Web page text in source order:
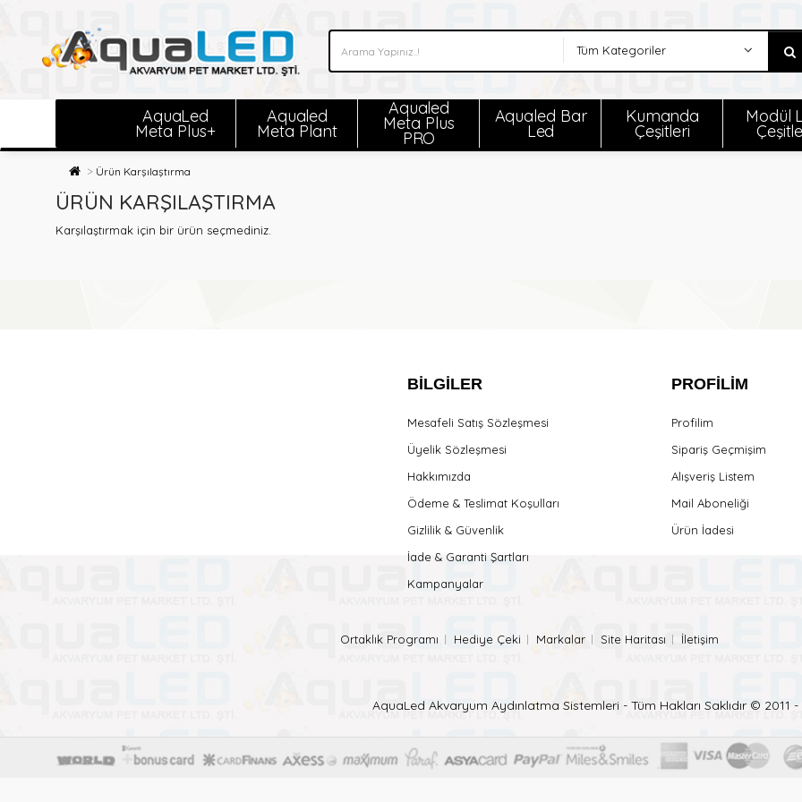
AquaLed
Meta Plus+
Aqualed
Meta Plant
Aqualed
Meta Plus
PRO
Aqualed Bar
Led
Kumanda
Çeşitleri
Modül
Ürün Karşılaştırma
ÜRÜN KARŞILAŞTIRMA
Karşılaştırmak için bir ürün seçmediniz.
BILGILER
Mesafeli Satış Sözleşmesi
Üyelik Sözleşmesi
Hakkımızda
Ödeme & Teslimat Koşulları
Gizlilik & Güvenlik
İade & Garanti Şartları
Kampanyalar
PROFILIM
Profilim
Sipariş Geçmişim
Alışveriş Listem
Mail Aboneliği
Ürün İadesi
Ortaklık Programı Hediye Çeki Markalar Site Haritası İletişim
AquaLed Akvaryum Aydınlatma Sistemleri - Tüm Hakları Saklıdır © 2011